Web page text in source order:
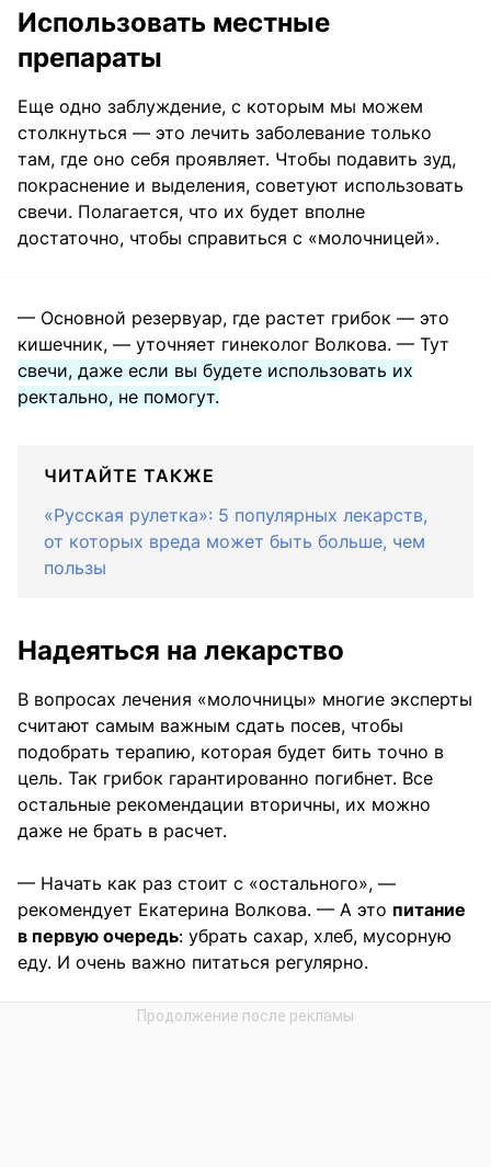
Использовать местные
препараты
Еще одно заблуждение, с которым мы можем
столкнуться — это лечить заболевание только
там, где оно себя проявляет. Чтобы подавить зуд,
покраснение и выделения, советуют использовать
свечи. Полагается, что их будет вполне
достаточно, чтобы справиться с «молочницей».
— Основной резервуар, где растет грибок — это
кишечник, — уточняет гинеколог Волкова. — Тут
свечи, даже если вы будете использовать их
ректально, не помогут.
ЧИТАЙТЕ ТАКЖЕ
«Русская рулетка»: 5 популярных лекарств,
от которых вреда может быть больше, чем
пользы
Надеяться на лекарство
В вопросах лечения «молочницы» многие эксперты
считают самым важным сдать посев, чтобы
подобрать терапию, которая будет бить точно в
цель. Так грибок гарантированно погибнет. Все
остальные рекомендации вторичны, их можно
даже не брать в расчет.
— Начать как раз стоит с «остального», —
рекомендует Екатерина Волкова. — А это питание
в первую очередь: убрать сахар, хлеб, мусорную
еду. И очень важно питаться регулярно.